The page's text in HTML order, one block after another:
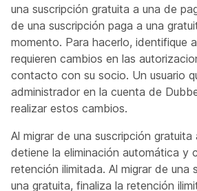
una suscripción gratuita a una de
de una suscripción paga a una
momento. Para hacerlo, identifique
requieren cambios en las
contacto con su socio. Un usuario
administrador en la cuenta de
realizar estos cambios.
Al migrar de una suscripción
detiene la eliminación automática y
retención ilimitada. Al migrar de una
una gratuita, finaliza la retención